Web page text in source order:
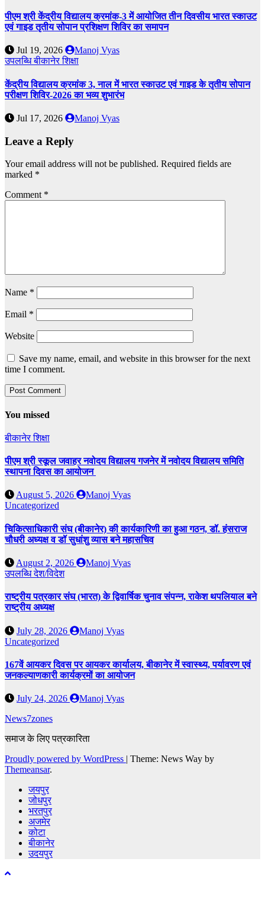
पीएम श्री केंद्रीय विद्यालय क्रमांक-3 में आयोजित तीन दिवसीय भारत स्काउट
एवं गाइड तृतीय सोपान प्रशिक्षण शिविर का समापन
Jul 19, 2026
Manoj Vyas
उपलब्धिबीकानेरशिक्षा
केंद्रीय विद्यालय क्रमांक 3, नाल में भारत स्काउट एवं गाइड के तृतीय सोपान
परीक्षण शिविर-2026 का भव्य शुभारंभ
Jul 17, 2026 Manoj Vyas
Leave a Reply
Your email address will not be published. Required fields are
marked *
Comment *
Name *
Email *
Website
Save my name, email, and website in this browser for the next
time I comment.
You missed
बीकानेरशिक्षा
पीएम श्री स्कूल जवाहर नवोदय विद्यालय गजनेर में नवोदय विद्यालय समिति
स्थापना दिवस का आयोजन
August 5, 2026
Manoj Vyas
Uncategorized
चिकित्साधिकारी संघ (बीकानेर) की कार्यकारिणी का हुआ गठन, डॉ. हंसराज
चौधरी अध्यक्ष व डॉ सुधांशु व्यास बने महासचिव
August 2, 2026
Manoj Vyas
उपलब्धिदेश/विदेश
राष्ट्रीय पत्रकार संघ (भारत) के द्विवार्षिक चुनाव संपन्न, राकेश थपलियाल बने
राष्ट्रीय अध्यक्ष
July 28, 2026
Manoj Vyas
Uncategorized
167वें आयकर दिवस पर आयकर कार्यालय, बीकानेर में स्वास्थ्य, पर्यावरण एवं
जनकल्याणकारी कार्यक्रमों का आयोजन
July 24, 2026
Manoj Vyas
News7zones
समाज के लिए पत्रकारिता
Proudly powered by WordPress | Theme: News Way by
Themeansar.
जयपुर
जोधपुर
भरतपुर
अजमेर
कोटा
बीकानेर
उदयपुर